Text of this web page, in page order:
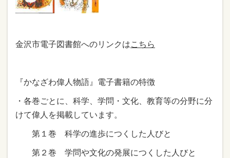
金沢市電子図書館へのリンクはこちら
『かなざわ偉人物語』電子書籍の特徴
・各巻ごとに、科学、学問・文化、教育等の分野に分
けて偉人を掲載しています。
第１巻 科学の進歩につくした人びと
第２巻 学問や文化の発展につくした人びと